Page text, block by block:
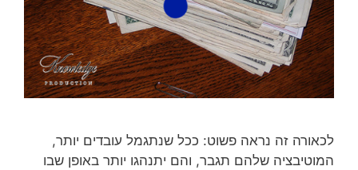
לכאורה זה נראה פשוט: ככל שנתגמל עובדים יותר,
המוטיבציה שלהם תגבר, והם יתנהגו יותר באופן שבו